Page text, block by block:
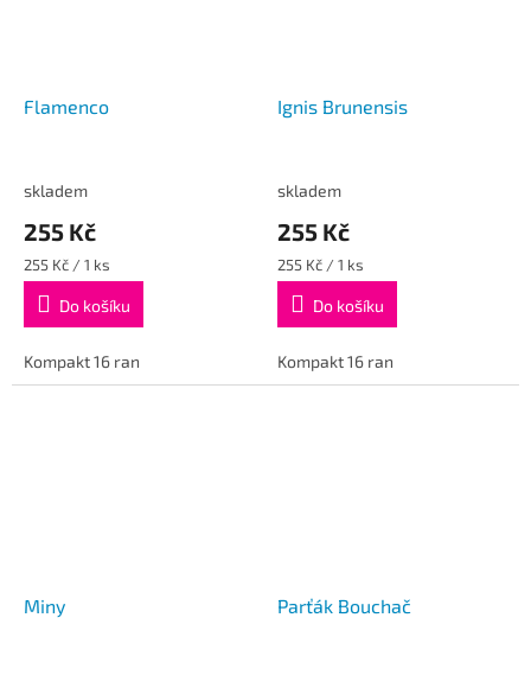
Flamenco
skladem
255 Kč
Měrná
cena:
255 Kč / 1 ks
Do košíku
Kompakt 16 ran
Ignis Brunensis
skladem
255 Kč
Měrná
cena:
255 Kč / 1 ks
Do košíku
Kompakt 16 ran
Miny Parťák Bouchač